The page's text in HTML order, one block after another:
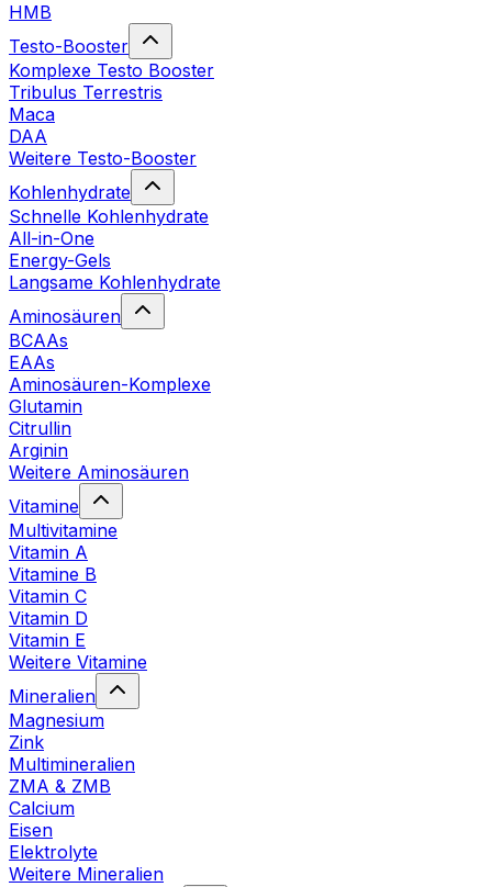
HMB
Testo-Booster
Komplexe Testo Booster
Tribulus Terrestris
Maca
DAA
Weitere Testo-Booster
Kohlenhydrate
Schnelle Kohlenhydrate
All-in-One
Energy-Gels
Langsame Kohlenhydrate
Aminosäuren
BCAAs
EAAs
Aminosäuren-Komplexe
Glutamin
Citrullin
Arginin
Weitere Aminosäuren
Vitamine
Multivitamine
Vitamin A
Vitamine B
Vitamin C
Vitamin D
Vitamin E
Weitere Vitamine
Mineralien
Magnesium
Zink
Multimineralien
ZMA & ZMB
Calcium
Eisen
Elektrolyte
Weitere Mineralien